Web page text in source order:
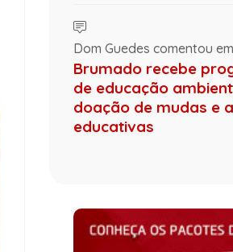
Dom Guedes comentou
Brumado recebe
de educação
doação de mudas e
educativas